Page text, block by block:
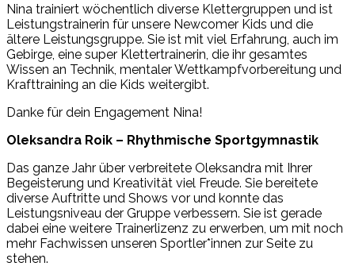
Nina trainiert wöchentlich diverse Klettergruppen und ist
Leistungstrainerin für unsere Newcomer Kids und die
ältere Leistungsgruppe. Sie ist mit viel Erfahrung, auch im
Gebirge, eine super Klettertrainerin, die ihr gesamtes
Wissen an Technik, mentaler Wettkampfvorbereitung und
Krafttraining an die Kids weitergibt.
Danke für dein Engagement Nina!
Oleksandra Roik – Rhythmische Sportgymnastik
Das ganze Jahr über verbreitete Oleksandra mit Ihrer
Begeisterung und Kreativität viel Freude. Sie bereitete
diverse Auftritte und Shows vor und konnte das
Leistungsniveau der Gruppe verbessern. Sie ist gerade
dabei eine weitere Trainerlizenz zu erwerben, um mit noch
mehr Fachwissen unseren Sportler*innen zur Seite zu
stehen.